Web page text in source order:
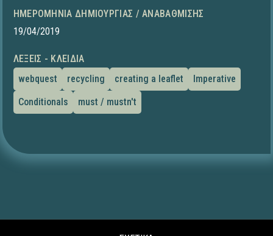
ΗΜΕΡΟΜΗΝΊΑ ΔΗΜΙΟΥΡΓΊΑΣ / ΑΝΑΒΆΘΜΙΣΗΣ
19/04/2019
ΛΈΞΕΙΣ - ΚΛΕΙΔΙΆ
webquest
recycling creating a leaflet
Imperative
Conditionals
must / mustn't